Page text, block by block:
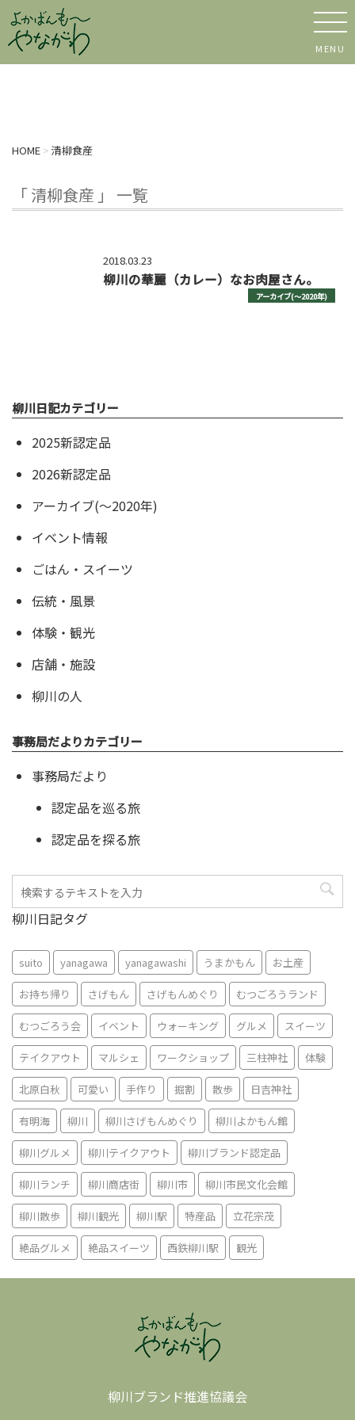
MENU
HOME > 清柳食産
「 清柳食産 」 一覧
2018.03.23
柳川の華麗（カレー）なお肉屋さん。
アーカイブ(〜2020年)
柳川日記カテゴリー
2025新認定品
2026新認定品
アーカイブ(〜2020年)
イベント情報
ごはん・スイーツ
伝統・風景
体験・観光
店舗・施設
柳川の人
事務局だよりカテゴリー
事務局だより
認定品を巡る旅
認定品を探る旅
柳川日記タグ
suito yanagawa yanagawashi うまかもん お土産
お持ち帰り さげもん さげもんめぐり むつごろうランド
むつごろう会 イベント ウォーキング グルメ スイーツ
テイクアウト マルシェ ワークショップ 三柱神社 体験
北原白秋 可愛い 手作り 掘割 散歩 日吉神社
有明海 柳川 柳川さげもんめぐり 柳川よかもん館
柳川グルメ 柳川テイクアウト 柳川ブランド認定品
柳川ランチ 柳川商店街 柳川市 柳川市民文化会館
柳川散歩 柳川観光 柳川駅 特産品 立花宗茂
絶品グルメ 絶品スイーツ 西鉄柳川駅 観光
柳川ブランド推進協議会